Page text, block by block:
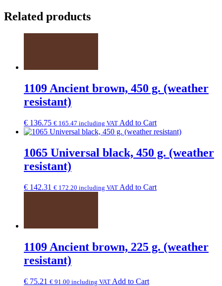
Related products
1109 Ancient brown, 450 g. (weather
resistant)
€ 136.75 € 165.47 including VAT Add to Cart
1065 Universal black, 450 g. (weather
resistant)
€ 142.31 € 172.20 including VAT Add to Cart
1109 Ancient brown, 225 g. (weather
resistant)
€ 75.21 € 91.00 including VAT Add to Cart